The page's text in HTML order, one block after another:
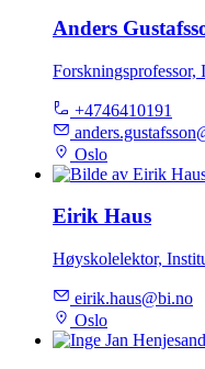
Anders
+4746410191
Oslo
Eirik Haus
Høyskolelektor,
eirik.haus@bi.no
Oslo